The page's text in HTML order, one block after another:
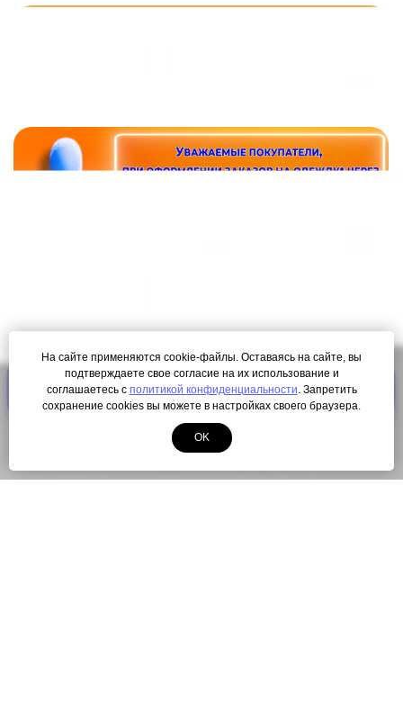
ПОЛУЧИТЬ КАРТУ ЛОЯЛЬНОСТИ
На сайте применяются cookie-файлы. Оставаясь на сайте, вы
подтверждаете свое согласие на их использование и
соглашаетесь с политикой конфиденциальности. Запретить
сохранение cookies вы можете в настройках своего браузера.
OK